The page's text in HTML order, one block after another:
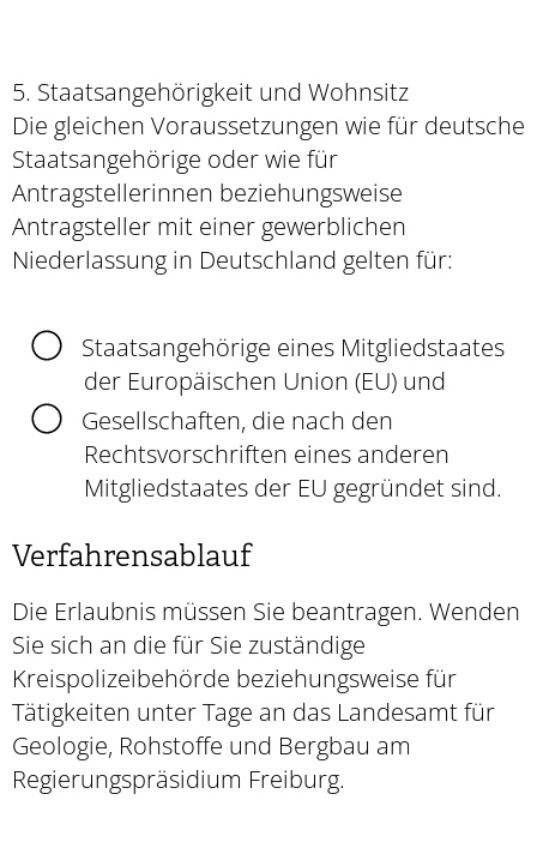
5. Staatsangehörigkeit und Wohnsitz
Die gleichen Voraussetzungen wie für deutsche
Staatsangehörige oder wie für
Antragstellerinnen beziehungsweise
Antragsteller mit einer gewerblichen
Niederlassung in Deutschland gelten für:
Staatsangehörige eines Mitgliedstaates
der Europäischen Union (EU) und
Gesellschaften, die nach den
Rechtsvorschriften eines anderen
Mitgliedstaates der EU gegründet sind.
Verfahrensablauf
Die Erlaubnis müssen Sie beantragen. Wenden
Sie sich an die für Sie zuständige
Kreispolizeibehörde beziehungsweise für
Tätigkeiten unter Tage an das Landesamt für
Geologie, Rohstoffe und Bergbau am
Regierungspräsidium Freiburg.